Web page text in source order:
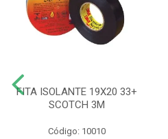
FITA ISOLANTE 19X20 33+
SCOTCH 3M
Código: 10010